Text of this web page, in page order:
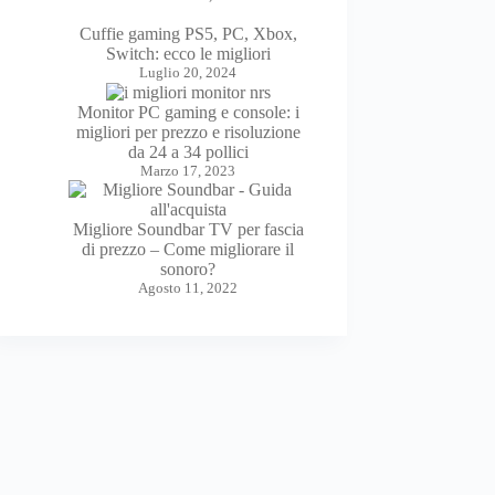
Cuffie gaming PS5, PC, Xbox,
Switch: ecco le migliori
Luglio 20, 2024
Monitor PC gaming e console: i
migliori per prezzo e risoluzione
da 24 a 34 pollici
Marzo 17, 2023
Migliore Soundbar TV per fascia
di prezzo – Come migliorare il
sonoro?
Agosto 11, 2022